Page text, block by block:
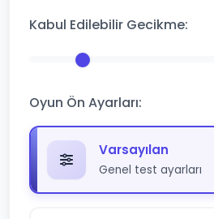
Kabul Edilebilir Gecikme:
Oyun Ön Ayarları:
Varsayılan
Genel test ayarları